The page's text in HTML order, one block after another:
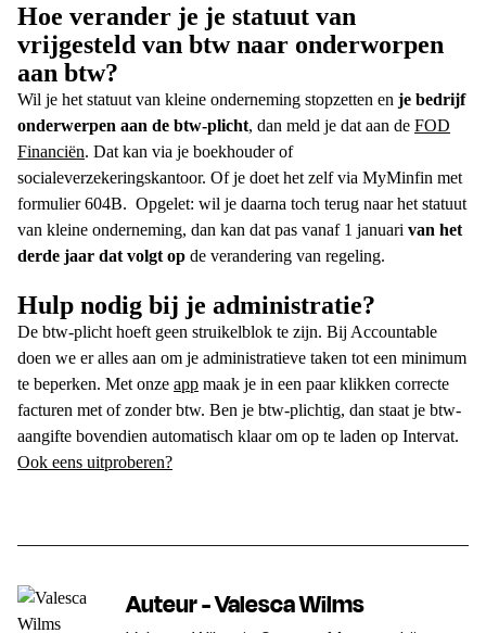
Hoe verander je je statuut van
vrijgesteld van btwnaar onderworpen
aan btw?
Wil je het statuut van kleine onderneming stopzetten en je bedrijf
onderwerpen aan de btw-plicht, dan meld je dat aan de FOD
Financiën. Dat kan via je boekhouder of
socialeverzekeringskantoor. Of je doet het zelf via MyMinfin met
formulier 604B. Opgelet: wil je daarna toch terug naar het statuut
van kleine onderneming, dan kan dat pas vanaf 1 januari van het
derde jaar dat volgt op de verandering van regeling.
Hulp nodig bij je administratie?
De btw-plicht hoeft geen struikelblok te zijn. Bij Accountable
doen we er alles aan om je administratieve taken tot een minimum
te beperken. Met onze app maak je in een paar klikken correcte
facturen met of zonder btw. Ben je btw-plichtig, dan staat je btw-
aangifte bovendien automatisch klaar om op te laden op Intervat.
Ook eens uitproberen?
Auteur - Valesca Wilms